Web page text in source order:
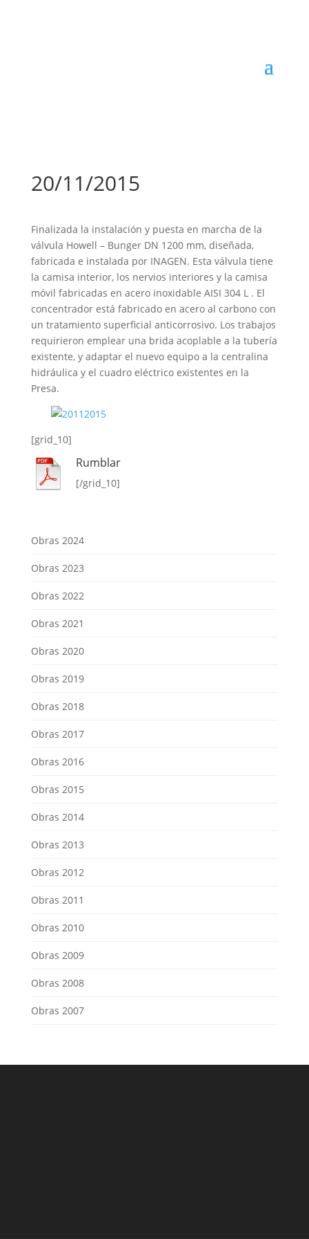
20/11/2015
Finalizada la instalación y puesta en marcha de la
válvula Howell – Bunger DN 1200 mm, diseñada,
fabricada e instalada por INAGEN. Esta válvula tiene
la camisa interior, los nervios interiores y la camisa
móvil fabricadas en acero inoxidable AISI 304 L . El
concentrador está fabricado en acero al carbono con
un tratamiento superficial anticorrosivo. Los trabajos
requirieron emplear una brida acoplable a la tubería
existente, y adaptar el nuevo equipo a la centralina
hidráulica y el cuadro eléctrico existentes en la
Presa.
[grid_10]
Rumblar
[/grid_10]
Obras 2024
Obras 2023
Obras 2022
Obras 2021
Obras 2020
Obras 2019
Obras 2018
Obras 2017
Obras 2016
Obras 2015
Obras 2014
Obras 2013
Obras 2012
Obras 2011
Obras 2010
Obras 2009
Obras 2008
Obras 2007